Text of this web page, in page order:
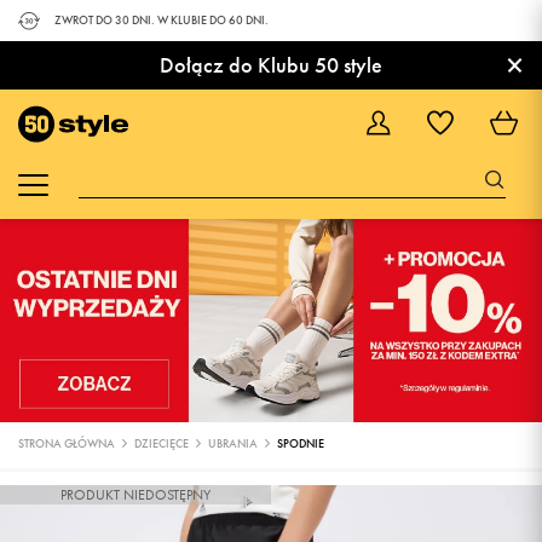
ZWROT DO 30 DNI. W KLUBIE DO 60 DNI.
Dołącz do Klubu 50 style ×
STRONA GŁÓWNA DZIECIĘCE UBRANIA SPODNIE
PRODUKT NIEDOSTĘPNY